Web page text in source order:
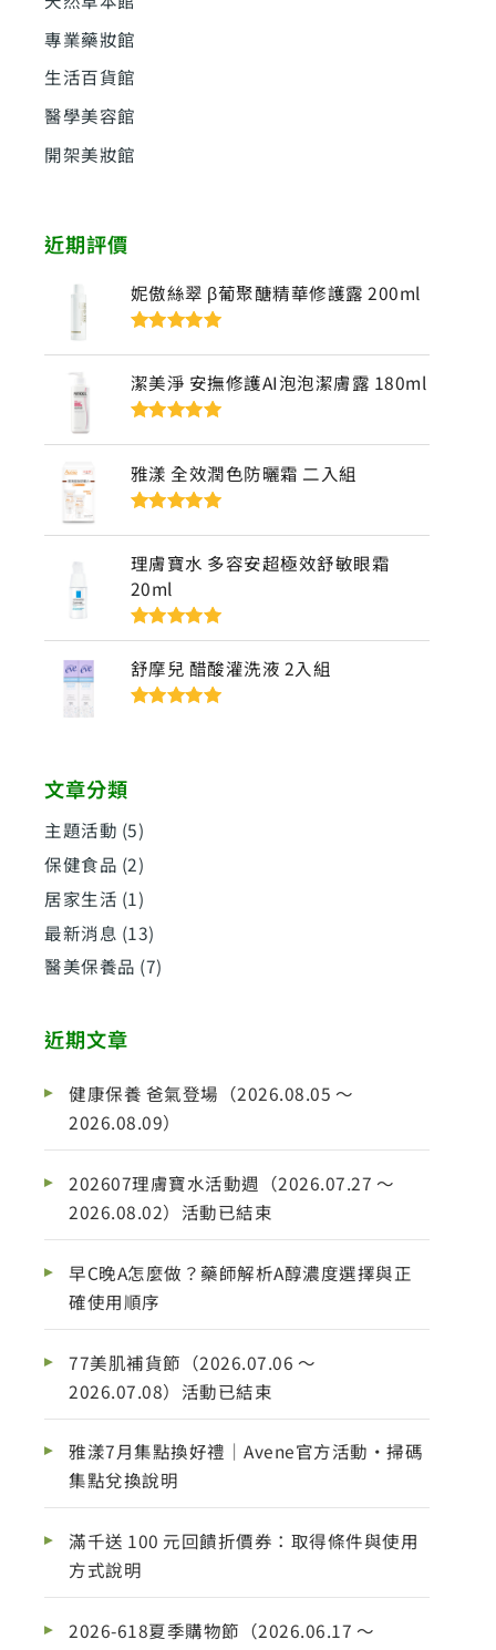
專業藥妝館
生活百貨館
醫學美容館
開架美妝館
近期評價
妮傲絲翠 β葡聚醣精華修護露 200ml
5
潔美淨 安撫修護AI泡泡潔膚露 180ml
5
雅漾 全效潤色防曬霜 二入組
5
理膚寶水 多容安超極效舒敏眼霜
20ml
評分5滿分
5
舒摩兒 醋酸灌洗液 2入組
文章分類
主題活動 (5)
保健食品 (2)
居家生活 (1)
最新消息 (13)
醫美保養品 (7)
近期文章
健康保養 爸氣登場（2026.08.05 ～
2026.08.09）
202607理膚寶水活動週（2026.07.27 ～
2026.08.02）活動已結束
早C晚A怎麼做？藥師解析A醇濃度選擇與正
確使用順序
77美肌補貨節（2026.07.06 ～
2026.07.08）活動已結束
雅漾7月集點換好禮｜Avene官方活動・掃碼
集點兌換說明
滿千送 100 元回饋折價券：取得條件與使用
方式說明
2026-618夏季購物節（2026.06.17 ～